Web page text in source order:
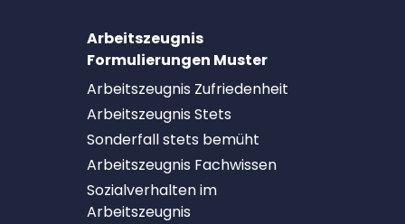
Arbeitszeugnis
Formulierungen Muster
Arbeitszeugnis Zufriedenheit
Arbeitszeugnis Stets
Sonderfall stets bemüht
Arbeitszeugnis Fachwissen
Sozialverhalten im
Arbeitszeugnis